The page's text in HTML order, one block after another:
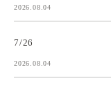
2026.08.04
7/26
2026.08.04